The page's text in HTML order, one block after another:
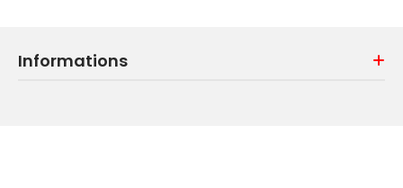
Informations